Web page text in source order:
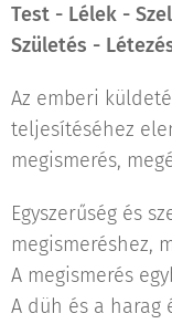
Test - Lélek -
Születés -
Az emberi
teljesítéséhez
megismerés,
Egyszerűség és
megismeréshez,
A megismerés
A düh és a harag